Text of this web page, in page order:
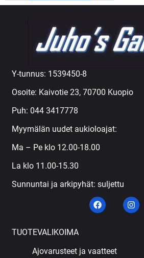
Y-tunnus: 1539450-8
Osoite: Kaivotie 23, 70700 Kuopio
Puh: 044 3417778
Myymälän uudet aukioloajat:
Ma – Pe klo 12.00-18.00
La klo 11.00-15.30
Sunnuntai ja arkipyhät: suljettu
TUOTEVALIKOIMA
Ajovarusteet ja vaatteet